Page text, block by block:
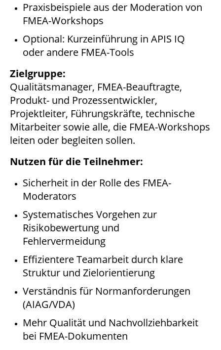
Praxisbeispiele aus der Moderation von
FMEA-Workshops
Optional: Kurzeinführung in APIS IQ
oder andere FMEA-Tools
Zielgruppe:
Qualitätsmanager, FMEA-Beauftragte,
Produkt- und Prozessentwickler,
Projektleiter, Führungskräfte, technische
Mitarbeiter sowie alle, die FMEA-Workshops
leiten oder begleiten sollen.
Nutzen für die Teilnehmer:
Sicherheit in der Rolle des FMEA-
Moderators
Systematisches Vorgehen zur
Risikobewertung und
Fehlervermeidung
Effizientere Teamarbeit durch klare
Struktur und Zielorientierung
Verständnis für Normanforderungen
(AIAG/VDA)
Mehr Qualität und Nachvollziehbarkeit
bei FMEA-Dokumenten